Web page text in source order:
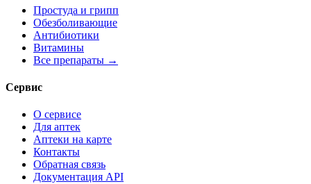
Простуда и грипп
Обезболивающие
Антибиотики
Витамины
Все препараты →
Сервис
О сервисе
Для аптек
Аптеки на карте
Контакты
Обратная связь
Документация API